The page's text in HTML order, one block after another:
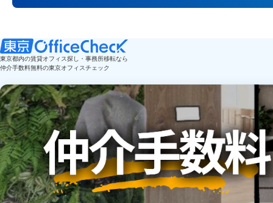
東京都内の賃貸オフィス探し・事務所移転なら
仲介手数料無料の東京オフィスチェック